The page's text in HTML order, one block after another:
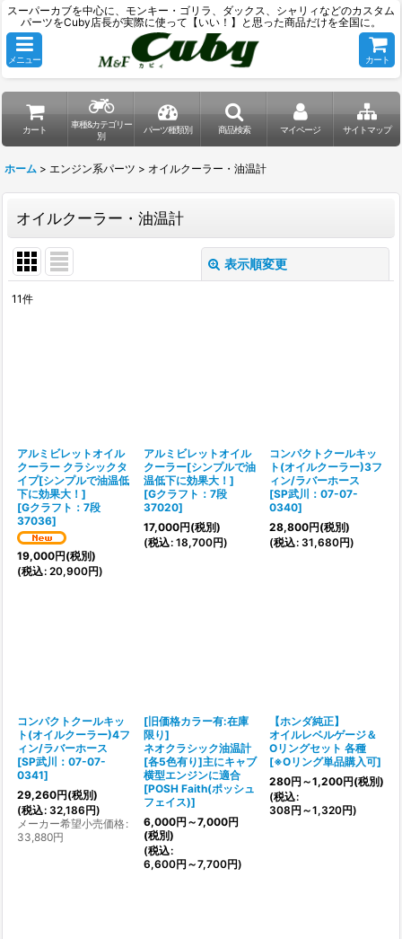
スーパーカブを中心に、モンキー・ゴリラ、ダックス、シャリィなどのカスタム
パーツをCuby店長が実際に使って【いい！】と思った商品だけを全国に。
メニュー カート
カート
車種&カテゴリー
別
パーツ種類別 商品検索 マイページ サイトマップ
ホーム > エンジン系パーツ > オイルクーラー・油温計
オイルクーラー・油温計
表示順変更
11件
アルミビレットオイル
クーラー クラシックタ
イプ[シンプルで油温低
下に効果大！]
[Gクラフト：7段
37036]
19,000円(税別)
(税込: 20,900円)
アルミビレットオイル
クーラー[シンプルで油
温低下に効果大！]
[Gクラフト：7段
37020]
17,000円(税別)
(税込: 18,700円)
コンパクトクールキッ
ト(オイルクーラー)3フ
ィン/ラバーホース
[SP武川：07-07-
0340]
28,800円(税別)
(税込: 31,680円)
コンパクトクールキッ
ト(オイルクーラー)4フ
ィン/ラバーホース
[SP武川：07-07-
0341]
29,260円(税別)
(税込: 32,186円)
メーカー希望小売価格:
33,880円
[旧価格カラー有:在庫
限り]
ネオクラシック油温計
[各5色有り]主にキャブ
横型エンジンに適合
[POSH Faith(ポッシュ
フェイス)]
6,000円 ～7,000円
(税別)
(税込:
6,600円 ～7,700円)
【ホンダ純正】
オイルレベルゲージ＆
Oリングセット 各種
[※Oリング単品購入可]
280円 ～1,200円(税別)
(税込:
308円 ～1,320円)